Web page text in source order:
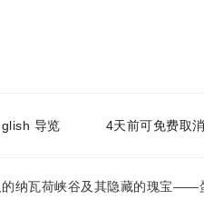
导览 4天前可免费取消
纳瓦荷峡谷及其隐藏的瑰宝——